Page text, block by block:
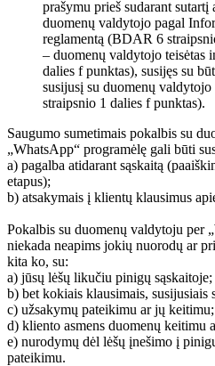
prašymu prieš sudarant
duomenų valdytojo pagal
reglamentą (BDAR 6
– duomenų valdytojo teisėtas
dalies f punktas), susijęs su
susijusį su duomenų
straipsnio 1 dalies f punktas).
Saugumo sumetimais pokalbis su
„WhatsApp“ programėlę gali būti
a) pagalba atidarant sąskaitą
etapus);
b) atsakymais į klientų klausimus
Pokalbis su duomenų valdytoju per
niekada neapims jokių nuorodų ar
kita ko, su:
a) jūsų lėšų likučiu pinigų sąskaitoje;
b) bet kokiais klausimais, susijusiais
c) užsakymų pateikimu ar jų keitimu;
d) kliento asmens duomenų keitimu
e) nurodymų dėl lėšų įnešimo į
pateikimu.